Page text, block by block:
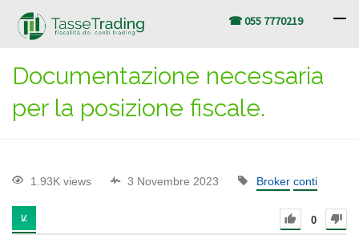
☎ 055 7770219
Documentazione necessaria
per la posizione fiscale.
1.93K views 3 Novembre 2023 Broker conti
0